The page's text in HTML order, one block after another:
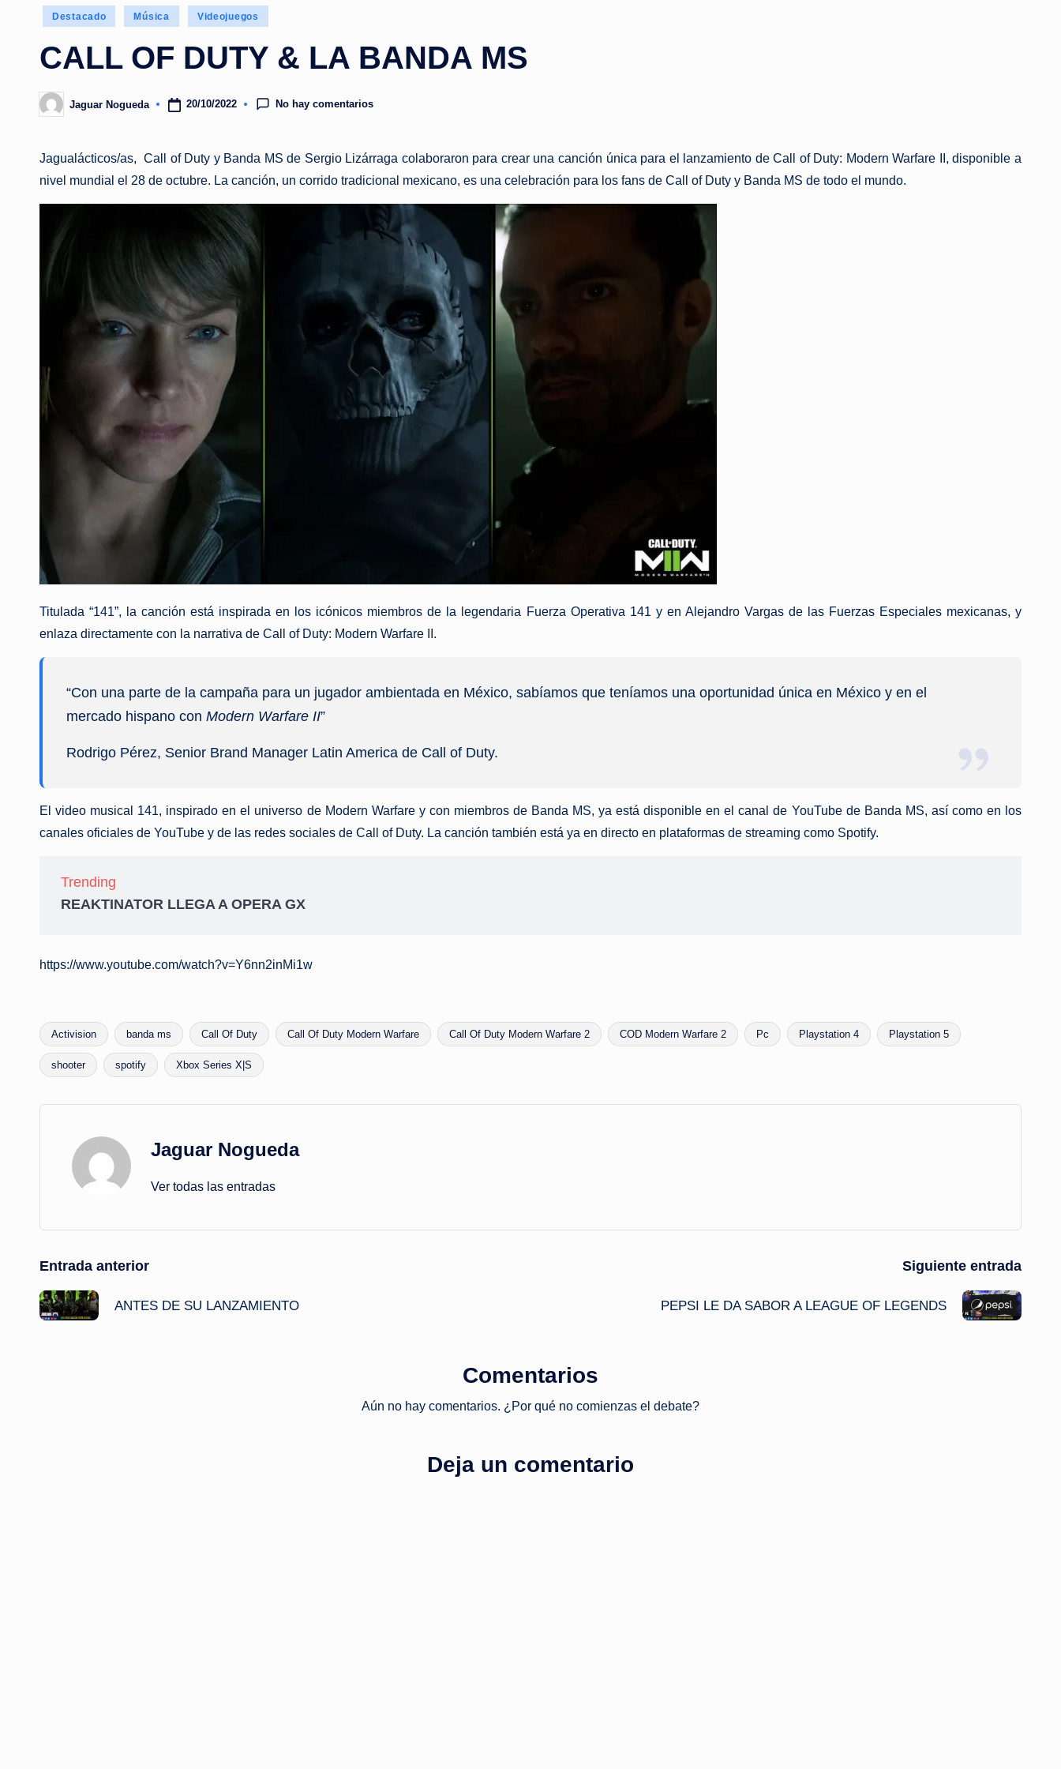
Publicado
Destacado Música Videojuegos
CALL OF DUTY & LA BANDA MS
Publicado
por
Jaguar Nogueda 20/10/2022 No hay comentarios
Jagualácticos/as, Call of Duty y Banda MS de Sergio Lizárraga colaboraron para crear una canción única para el lanzamiento de Call of Duty: Modern Warfare II, disponible a
nivel mundial el 28 de octubre. La canción, un corrido tradicional mexicano, es una celebración para los fans de Call of Duty y Banda MS de todo el mundo.
Titulada “141”, la canción está inspirada en los icónicos miembros de la legendaria Fuerza Operativa 141 y en Alejandro Vargas de las Fuerzas Especiales mexicanas, y
enlaza directamente con la narrativa de Call of Duty: Modern Warfare II.
“Con una parte de la campaña para un jugador ambientada en México, sabíamos que teníamos una oportunidad única en México y en el
mercado hispano con Modern Warfare II”
Rodrigo Pérez, Senior Brand Manager Latin America de Call of Duty.
El video musical 141, inspirado en el universo de Modern Warfare y con miembros de Banda MS, ya está disponible en el canal de YouTube de Banda MS, así como en los
canales oficiales de YouTube y de las redes sociales de Call of Duty. La canción también está ya en directo en plataformas de streaming como Spotify.
Trending
REAKTINATOR LLEGA A OPERA GX
https://www.youtube.com/watch?v=Y6nn2inMi1w
Etiquetas:
Activision banda ms Call Of Duty Call Of Duty Modern Warfare Call Of Duty Modern Warfare 2 COD Modern Warfare 2 Pc Playstation 4 Playstation 5
shooter spotify Xbox Series X|S
Jaguar Nogueda
Ver todas las entradas
Navegación
de
Entrada anterior
ANTES DE SU LANZAMIENTO
Siguiente entrada
PEPSI LE DA SABOR A LEAGUE OF LEGENDS
Comentarios
Aún no hay comentarios. ¿Por qué no comienzas el debate?
Deja un comentario